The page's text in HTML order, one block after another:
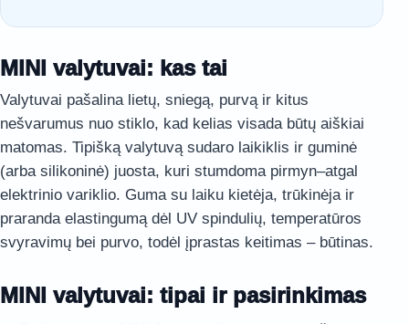
MINI valytuvai: kas tai
Valytuvai pašalina lietų, sniegą, purvą ir kitus
nešvarumus nuo stiklo, kad kelias visada būtų aiškiai
matomas. Tipišką valytuvą sudaro laikiklis ir guminė
(arba silikoninė) juosta, kuri stumdoma pirmyn–atgal
elektrinio variklio. Guma su laiku kietėja, trūkinėja ir
praranda elastingumą dėl UV spindulių, temperatūros
svyravimų bei purvo, todėl įprastas keitimas – būtinas.
MINI valytuvai: tipai ir pasirinkimas